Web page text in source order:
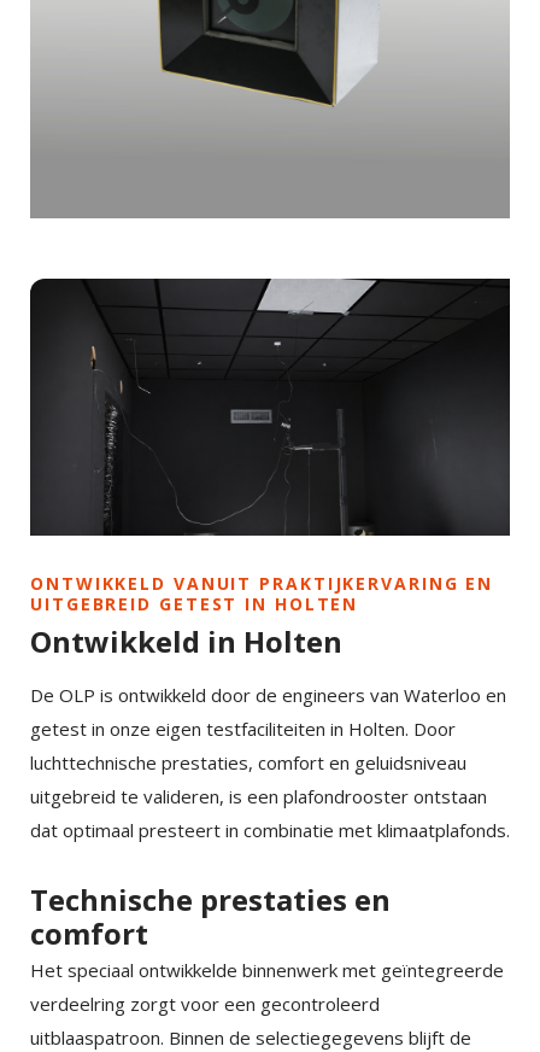
ONTWIKKELD VANUIT PRAKTIJKERVARING EN
UITGEBREID GETEST IN HOLTEN
Ontwikkeld in Holten
De OLP is ontwikkeld door de engineers van Waterloo en
getest in onze eigen testfaciliteiten in Holten. Door
luchttechnische prestaties, comfort en geluidsniveau
uitgebreid te valideren, is een plafondrooster ontstaan
dat optimaal presteert in combinatie met klimaatplafonds.
Technische prestaties en
comfort
Het speciaal ontwikkelde binnenwerk met geïntegreerde
verdeelring zorgt voor een gecontroleerd
uitblaaspatroon. Binnen de selectiegegevens blijft de